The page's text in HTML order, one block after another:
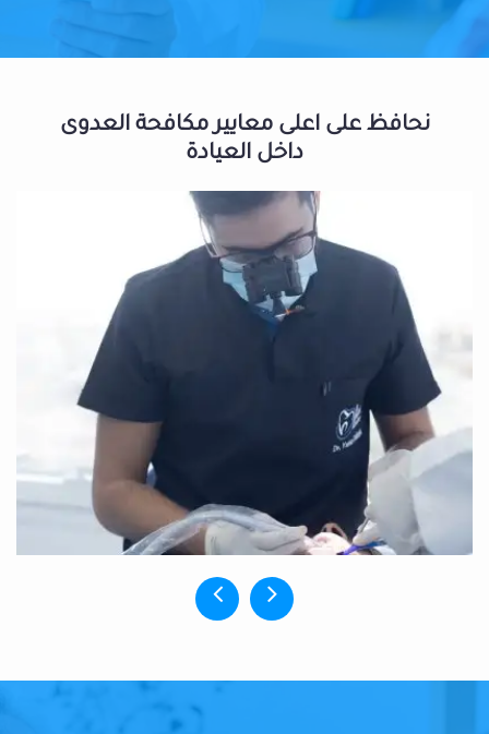
نحافظ على اعلى معايير مكافحة العدوى
داخل العيادة